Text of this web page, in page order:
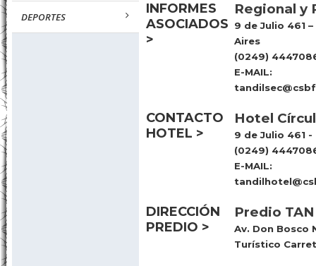
DEPORTES
INFORMES
ASOCIADOS
>
Regional y
9 de Julio 461
Aires
(0249)
E-MAIL:
CONTACTO
HOTEL >
Hotel
9 de Julio 461
(0249)
E-MAIL:
DIRECCIÓN
PREDIO >
Predio
Av. Don Bosco
Turístico